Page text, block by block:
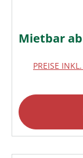
Mietbar ab
PREISE